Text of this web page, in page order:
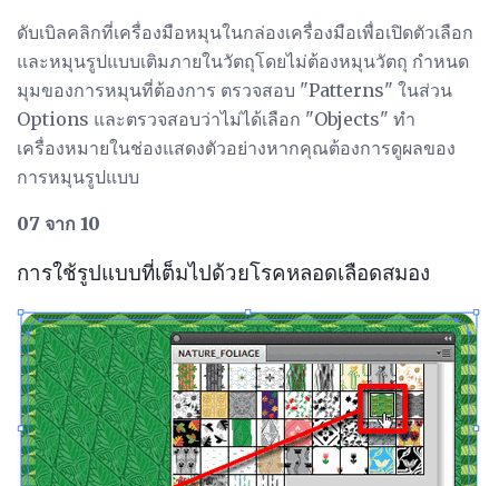
ดับเบิลคลิกที่เครื่องมือหมุนในกล่องเครื่องมือเพื่อเปิดตัวเลือก
และหมุนรูปแบบเติมภายในวัตถุโดยไม่ต้องหมุนวัตถุ กำหนด
มุมของการหมุนที่ต้องการ ตรวจสอบ "Patterns" ในส่วน
Options และตรวจสอบว่าไม่ได้เลือก "Objects" ทำ
เครื่องหมายในช่องแสดงตัวอย่างหากคุณต้องการดูผลของ
การหมุนรูปแบบ
07 จาก 10
การใช้รูปแบบที่เต็มไปด้วยโรคหลอดเลือดสมอง